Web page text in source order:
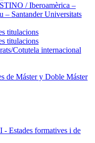
/ Iberoamèrica –
– Santander Universitats
titulacions
titulacions
Cotutela internacional
de Máster y Doble Máster
- Estades formatives i de